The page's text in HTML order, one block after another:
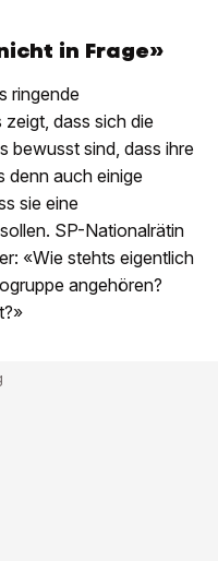
in Frage»
ringende
dass sich die
bewusst sind, dass ihre
denn auch einige
sie eine
SP-Nationalrätin
«Wie stehts eigentlich
angehören?